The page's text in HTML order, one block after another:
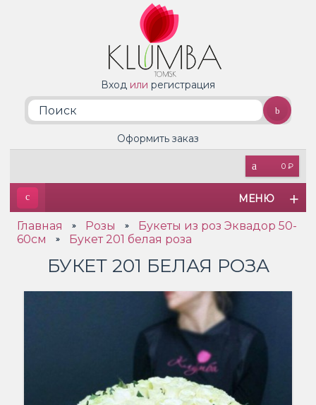
Вход или регистрация
0 ₽
Оформить заказ
МЕНЮ
Главная » Розы »
Букеты из роз Эквадор 50-
60см
» Букет 201 белая роза
БУКЕТ 201 БЕЛАЯ РОЗА